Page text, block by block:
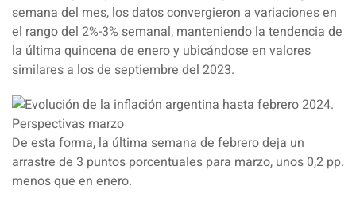
semana del mes, los datos convergieron a variaciones en
el rango del 2%-3% semanal, manteniendo la tendencia de
la última quincena de enero y ubicándose en valores
similares a los de septiembre del 2023.
De esta forma, la última semana de febrero deja un
arrastre de 3 puntos porcentuales para marzo, unos 0,2 pp.
menos que en enero.